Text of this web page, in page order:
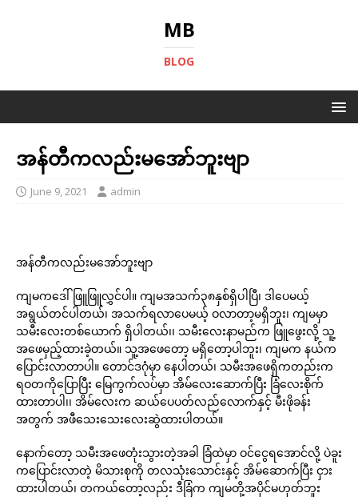
MB
BLOG
အန်တီကလည်းမအော်ဘူးဗျာ
June 9, 2021 admin
အန်တီကလည်းမအော်ဘူးဗျာ
ကျမကဒေါ်ဖြူဖြူလွှင်ပါ။ ကျမအသက်၃၈နှစ်ရှိပါပြီ၊ ဒါပေမယ့်
အရွယ်တင်ပါတယ်၊ အသက်ရလာပေမယ့် ဝလာတာ့မရှိဘူး၊ ကျမမှာ
သမီးလေးတစ်ယောက် ရှိပါတယ်၊၊ သမီးလေးနာမည်က ဖြူဖွေးလို့ သူ့
အဖေမှည့်ထားခဲ့တယ်။ သူ့အဖေတော့ မရှိတော့ပါဘူး၊ ကျမက နယ်က
ပြောင်းလာတာပါ။ တောင်ဒဂုံမှာ နေပါတယ်၊ သမီးအဖေရှိကတည်းက
ရဝတကိုပြောပြီး မြေကွက်လပ်မှာ အိမ်လေးဆောက်ပြီး ခြံလေးစိုက်
ထားတာပါ၊၊ အိမ်လေးက ဆယ်ပေပတ်လည်လောက်နှင့် မီးဖိုခန်း
အတွက် အဖီသေးသေးလေးဆွဲထားပါတယ်။
နောက်တော့ သမီးအဖေတုံးသွားတဲ့အခါ ခြံထဲမှာ ဝင်ငွေရအောင်လို့ ပဲခူး
ကပြောင်းလာတဲ့ မိသားစုကို တလသုံးသောင်းနှင့် အိမ်ဆောက်ပြီး ငှား
ထားပါတယ်၊ တကယ်တော့လည်း ဒီခြံက ကျမတို့အပိုင်မဟုတ်ဘူး